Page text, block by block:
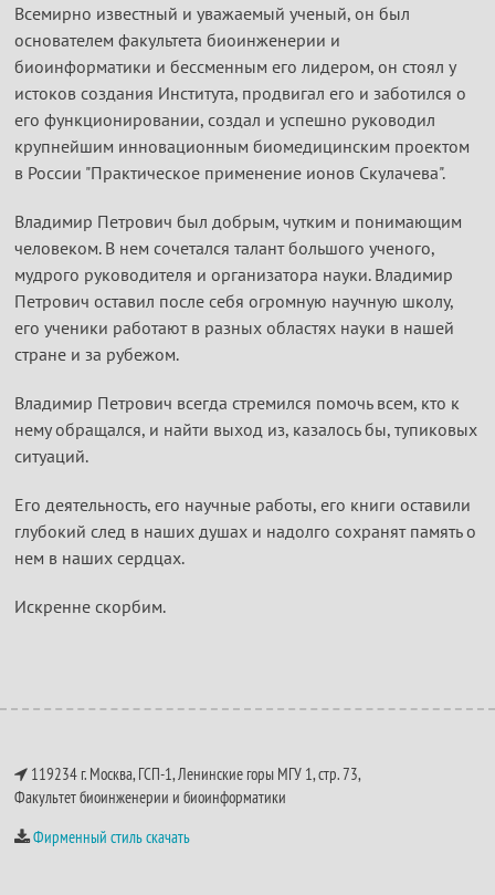
Всемирно известный и уважаемый ученый, он был
основателем факультета биоинженерии и
биоинформатики и бессменным его лидером, он стоял у
истоков создания Института, продвигал его и заботился о
его функционировании, создал и успешно руководил
крупнейшим инновационным биомедицинским проектом
в России "Практическое применение ионов Скулачева".
Владимир Петрович был добрым, чутким и понимающим
человеком. В нем сочетался талант большого ученого,
мудрого руководителя и организатора науки. Владимир
Петрович оставил после себя огромную научную школу,
его ученики работают в разных областях науки в нашей
стране и за рубежом.
Владимир Петрович всегда стремился помочь всем, кто к
нему обращался, и найти выход из, казалось бы, тупиковых
ситуаций.
Его деятельность, его научные работы, его книги оставили
глубокий след в наших душах и надолго сохранят память о
нем в наших сердцах.
Искренне скорбим.
119234 г. Москва, ГСП-1, Ленинские горы МГУ 1, стр. 73,
Факультет биоинженерии и биоинформатики
Фирменный стиль скачать